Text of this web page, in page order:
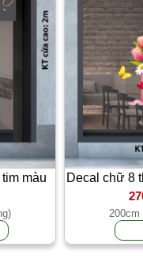
màu
Decal chữ 8